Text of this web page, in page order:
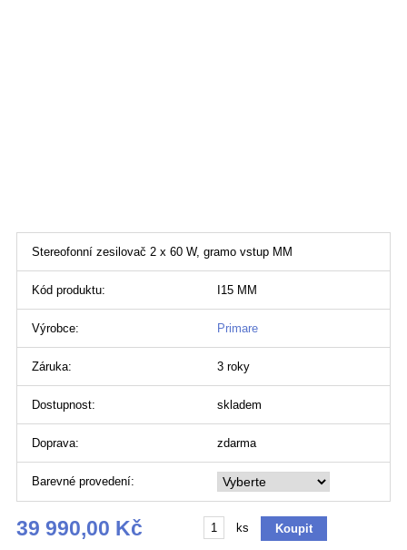
Stereofonní zesilovač 2 x 60 W, gramo vstup MM
Kód produktu: I15 MM
Výrobce: Primare
Záruka: 3 roky
Dostupnost: skladem
Doprava: zdarma
Barevné provedení:
39 990,00 Kč ks